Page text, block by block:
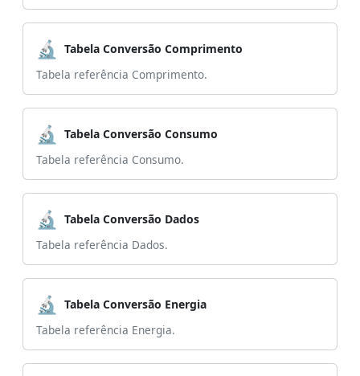
🔬
Tabela Conversão Comprimento
Tabela referência Comprimento.
🔬
Tabela Conversão Consumo
Tabela referência Consumo.
🔬
Tabela Conversão Dados
Tabela referência Dados.
🔬
Tabela Conversão Energia
Tabela referência Energia.